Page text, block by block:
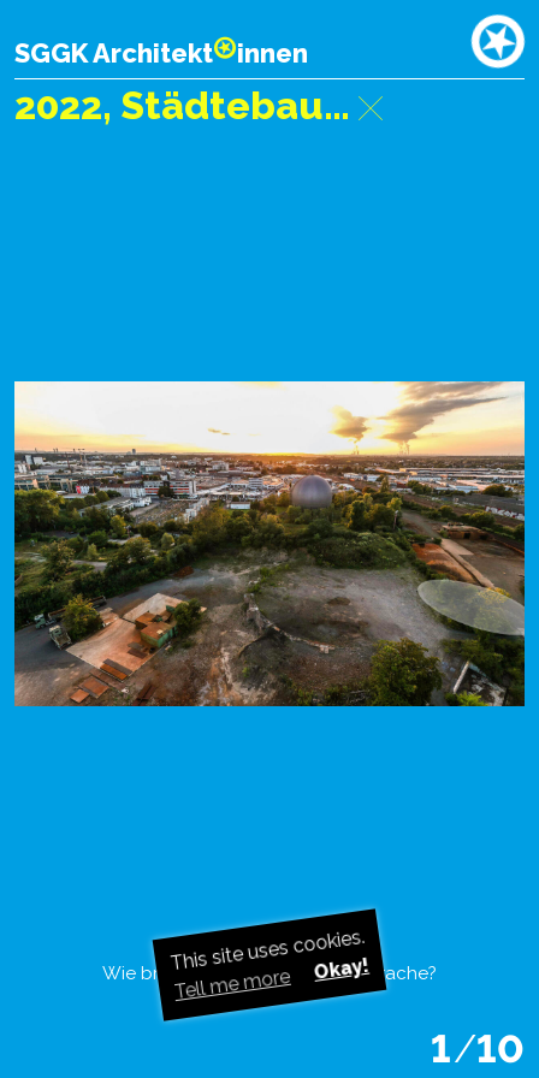
This site uses cookies.
Okay!
Tell me more
SGGK Architekt innen
2022, Städtebaulicher Wettbewerb Max-Becker-Areal, Köln
Wie bringt man Leben in diese Brache?
1/10